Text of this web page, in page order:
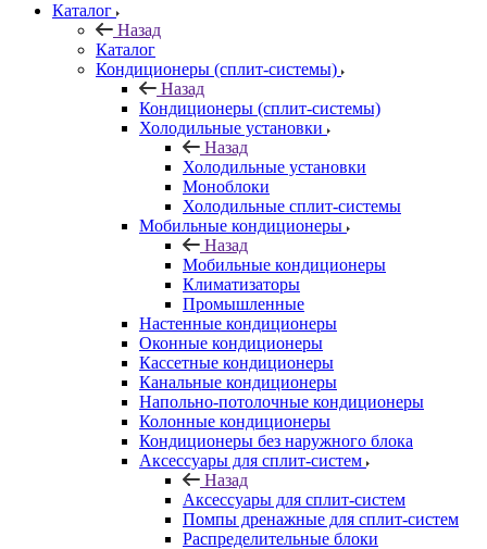
Каталог
Назад
Каталог
Кондиционеры (сплит-системы)
Назад
Кондиционеры (сплит-системы)
Холодильные установки
Назад
Холодильные установки
Моноблоки
Холодильные сплит-системы
Мобильные кондиционеры
Назад
Мобильные кондиционеры
Климатизаторы
Промышленные
Настенные кондиционеры
Оконные кондиционеры
Кассетные кондиционеры
Канальные кондиционеры
Напольно-потолочные кондиционеры
Колонные кондиционеры
Кондиционеры без наружного блока
Аксессуары для сплит-систем
Назад
Аксессуары для сплит-систем
Помпы дренажные для сплит-систем
Распределительные блоки